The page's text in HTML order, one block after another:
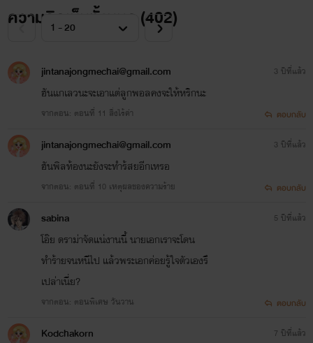
ความคิดเห็นทั้งหมด (402)
jintanajongmechai@gmail.com
ฮันแกเลวนะจะเอาแต่ลูกพอลคงจะให้หริกนะ
จากตอน: ตอนที่ 11 สิ่งไร้ค่า
3 ปีที่แล้ว
ตอบกลับ
jintanajongmechai@gmail.com
ฮันพิลท้องนะยังจะทําร้สยอีกเหรอ
จากตอน: ตอนที่ 10 เหตุผลของความร้าย
3 ปีที่แล้ว
ตอบกลับ
sabina
โอ๊ย ดราม่าจัดแน่งานนี้ นายเอกเราจะโดน
ทำร้ายจนหนีไป แล้วพระเอกค่อยรู้ใจตัวเองรึ
เปล่าเนี่ย?
จากตอน: ตอนพิเศษ วันวาน
5 ปีที่แล้ว
ตอบกลับ
Kodchakorn 7 ปีที่แล้ว